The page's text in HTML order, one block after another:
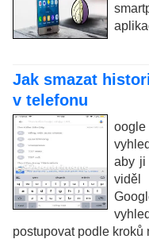
Jak smazat
v telefonu
aby ji
postupovat podle kroků